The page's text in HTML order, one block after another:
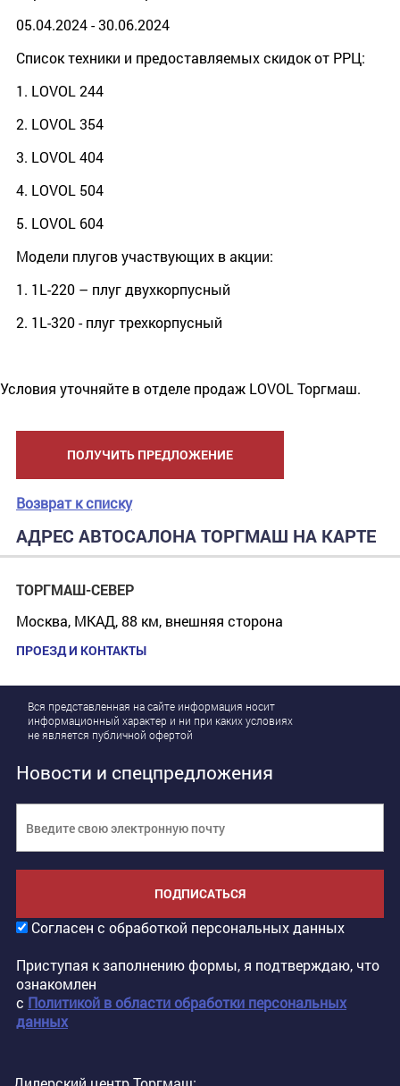
05.04.2024 - 30.06.2024
Список техники и предоставляемых скидок от РРЦ:
1. LOVOL 244
2. LOVOL 354
3. LOVOL 404
4. LOVOL 504
5. LOVOL 604
Модели плугов участвующих в акции:
1. 1L-220 – плуг двухкорпусный
2. 1L-320 - плуг трехкорпусный
Условия уточняйте в отделе продаж LOVOL Торгмаш.
ПОЛУЧИТЬ ПРЕДЛОЖЕНИЕ
Возврат к списку
АДРЕС АВТОСАЛОНА ТОРГМАШ НА КАРТЕ
ТОРГМАШ-СЕВЕР
Москва, МКАД, 88 км, внешняя сторона
ПРОЕЗД И КОНТАКТЫ
Вся представленная на сайте информация носит
информационный характер и ни при каких условиях
не является публичной офертой
Новости и спецпредложения
ПОДПИСАТЬСЯ
Согласен с обработкой персональных данных
Приступая к заполнению формы, я подтверждаю, что
ознакомлен
с Политикой в области обработки персональных
данных